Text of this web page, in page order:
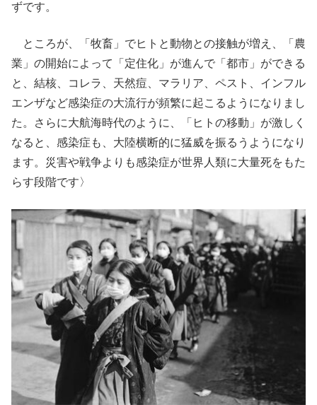
ずです。
ところが、「牧畜」でヒトと動物との接触が増え、「農
業」の開始によって「定住化」が進んで「都市」ができる
と、結核、コレラ、天然痘、マラリア、ペスト、インフル
エンザなど感染症の大流行が頻繁に起こるようになりまし
た。さらに大航海時代のように、「ヒトの移動」が激しく
なると、感染症も、大陸横断的に猛威を振るうようになり
ます。災害や戦争よりも感染症が世界人類に大量死をもた
らす段階です〉